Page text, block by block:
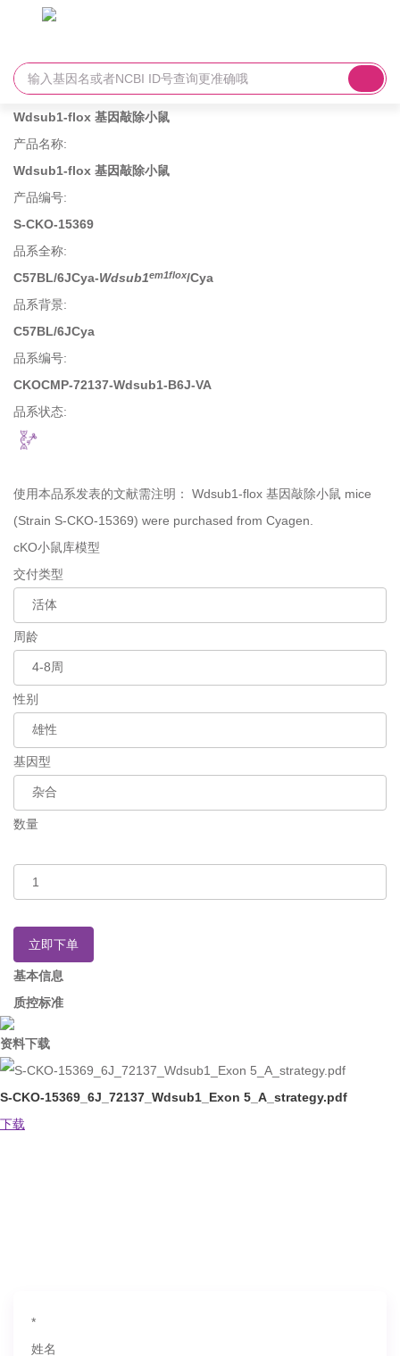
Wdsub1-flox 基因敲除小鼠
产品名称:
Wdsub1-flox 基因敲除小鼠
产品编号:
S-CKO-15369
品系全称:
C57BL/6JCya-Wdsub1em1flox/Cya
品系背景:
C57BL/6JCya
品系编号:
CKOCMP-72137-Wdsub1-B6J-VA
品系状态:
使用本品系发表的文献需注明： Wdsub1-flox 基因敲除小鼠 mice
(Strain S-CKO-15369) were purchased from Cyagen.
cKO小鼠库模型
交付类型
周龄
性别
基因型
数量
立即下单
基本信息
质控标准
资料下载
S-CKO-15369_6J_72137_Wdsub1_Exon 5_A_strategy.pdf
下载
*
姓名